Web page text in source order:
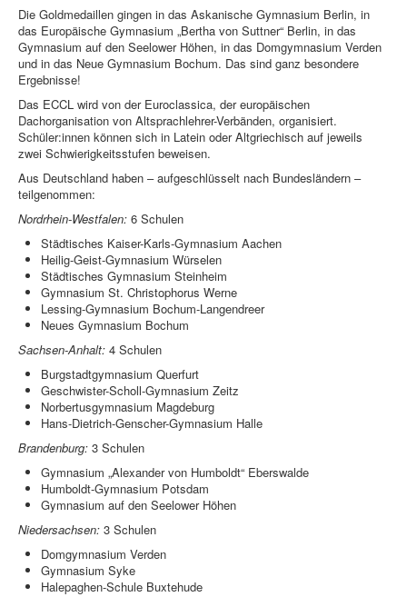
Die Goldmedaillen gingen in das Askanische Gymnasium Berlin, in
das Europäische Gymnasium „Bertha von Suttner“ Berlin, in das
Gymnasium auf den Seelower Höhen, in das Domgymnasium Verden
und in das Neue Gymnasium Bochum. Das sind ganz besondere
Ergebnisse!
Das ECCL wird von der Euroclassica, der europäischen
Dachorganisation von Altsprachlehrer-Verbänden, organisiert.
Schüler:innen können sich in Latein oder Altgriechisch auf jeweils
zwei Schwierigkeitsstufen beweisen.
Aus Deutschland haben – aufgeschlüsselt nach Bundesländern –
teilgenommen:
Nordrhein-Westfalen: 6 Schulen
Städtisches Kaiser-Karls-Gymnasium Aachen
Heilig-Geist-Gymnasium Würselen
Städtisches Gymnasium Steinheim
Gymnasium St. Christophorus Werne
Lessing-Gymnasium Bochum-Langendreer
Neues Gymnasium Bochum
Sachsen-Anhalt: 4 Schulen
Burgstadtgymnasium Querfurt
Geschwister-Scholl-Gymnasium Zeitz
Norbertusgymnasium Magdeburg
Hans-Dietrich-Genscher-Gymnasium Halle
Brandenburg: 3 Schulen
Gymnasium „Alexander von Humboldt“ Eberswalde
Humboldt-Gymnasium Potsdam
Gymnasium auf den Seelower Höhen
Niedersachsen: 3 Schulen
Domgymnasium Verden
Gymnasium Syke
Halepaghen-Schule Buxtehude